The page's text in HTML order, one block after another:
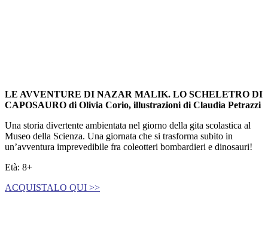
LE AVVENTURE DI NAZAR MALIK. LO SCHELETRO DI
CAPOSAURO di Olivia Corio, illustrazioni di Claudia Petrazzi
Una storia divertente ambientata nel giorno della gita scolastica al
Museo della Scienza. Una giornata che si trasforma subito in
un’avventura imprevedibile fra coleotteri bombardieri e dinosauri!
Età: 8+
ACQUISTALO QUI >>